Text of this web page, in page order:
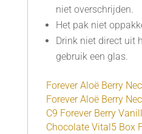
niet overschrijden.
Het pak niet
Drink niet direct uit
gebruik een glas.
Forever Aloë Berry
Forever Aloë Berry
C9 Forever Berry
Chocolate Vital5 Box